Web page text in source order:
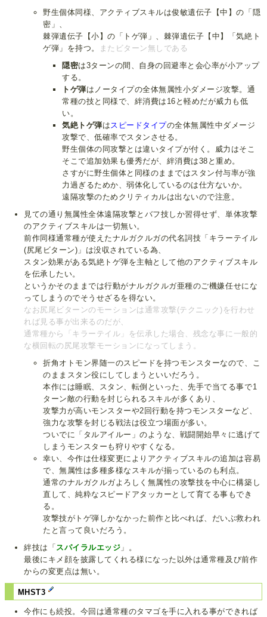
野生個体同様、アクティブスキルは俊敏遺伝子【中】の「隠
密」、
棘弾遺伝子【小】の「トゲ弾」、棘弾遺伝子【中】「気絶ト
ゲ弾」を持つ。
またビターン無しである
隠密は3ターンの間、自身の回避率と会心率が小アップ
する。
トゲ弾はノータイプの全体無属性小ダメージ攻撃。通
常種の技と同様で、絆消費は16と軽めだが威力も低
い。
気絶トゲ弾は スピードタイプの全体無属性中ダメージ
攻撃で、低確率でスタンさせる。
野生個体の同攻撃とは違いタイプが付く。威力はそこ
そこで追加効果も優秀だが、絆消費は38と重め。
さすがに野生個体と同様のままではスタン付与率が強
力過ぎるためか、弱体化しているのは仕方ないか。
遠隔攻撃のためクリティカルは出ないので注意。
見ての通り無属性全体遠隔攻撃とバフ技しか習得せず、単体攻撃
のアクティブスキルは一切無い。
前作同様通常種が使えたナルガクルガの代名詞技「キラーテイル
(尻尾ビターン)」は没収されている為、
スタン効果がある気絶トゲ弾を主軸として他のアクティブスキル
を伝承したい。
というかそのままでは行動がナルガクルガ亜種のご機嫌任せにな
ってしまうのでそうせざるを得ない。
なお尻尾ビターンのモーションは通常攻撃(テクニック)を行わせ
れば見る事が出来るのだが、
通常種から「キラーテイル」を伝承した場合、残念な事に一般的
な横回転の尻尾攻撃モーションになってしまう。
折角オトモン界随一のスピードを持つモンスターなので、こ
のままスタン役にしてしまうといいだろう。
本作には睡眠、スタン、転倒といった、先手で当てる事で1
ターン敵の行動を封じられるスキルが多くあり、
攻撃力が高いモンスターや2回行動を持つモンスターなど、
強力な攻撃を封じる戦法は役立つ場面が多い。
ついでに「タルアイルー」のような、戦闘開始早々に逃げて
しまうモンスターも狩りやすくなる。
幸い、今作は仕様変更によりアクティブスキルの追加は容易
で、無属性は多種多様なスキルが揃っているのも利点。
通常のナルガクルガよろしく無属性の攻撃技を中心に構築し
直して、純粋なスピードアタッカーとして育てる事もでき
る。
攻撃技がトゲ弾しかなかった前作と比べれば、だいぶ救われ
たと言って良いだろう。
絆技は「 スパイラルエッジ 」。
最後にキメ顔を披露してくれる様になった以外は通常種及び前作
からの変更点は無い。
MHST3
今作にも続投。今回は通常種のタマゴを手に入れる事ができれば